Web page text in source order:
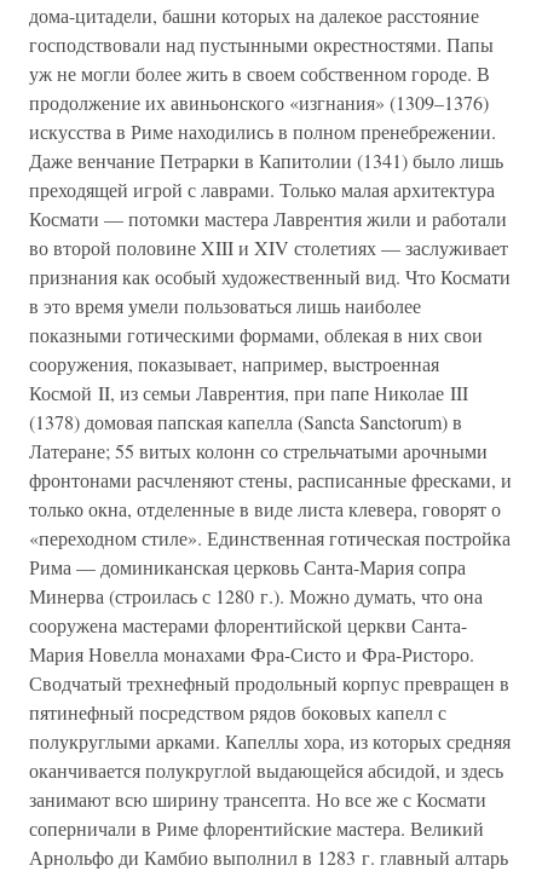
дома-цитадели, башни которых на далекое расстояние
господствовали над пустынными окрестностями. Папы
уж не могли более жить в своем собственном городе. В
продолжение их авиньонского «изгнания» (1309–1376)
искусства в Риме находились в полном пренебрежении.
Даже венчание Петрарки в Капитолии (1341) было лишь
преходящей игрой с лаврами. Только малая архитектура
Космати — потомки мастера Лаврентия жили и работали
во второй половине XIII и XIV столетиях — заслуживает
признания как особый художественный вид. Что Космати
в это время умели пользоваться лишь наиболее
показными готическими формами, облекая в них свои
сооружения, показывает, например, выстроенная
Космой II, из семьи Лаврентия, при папе Николае III
(1378) домовая папская капелла (Sancta Sanctorum) в
Латеране; 55 витых колонн со стрельчатыми арочными
фронтонами расчленяют стены, расписанные фресками, и
только окна, отделенные в виде листа клевера, говорят о
«переходном стиле». Единственная готическая постройка
Рима — доминиканская церковь Санта-Мария сопра
Минерва (строилась с 1280 г.). Можно думать, что она
сооружена мастерами флорентийской церкви Санта-
Мария Новелла монахами Фра-Систо и Фра-Ристоро.
Сводчатый трехнефный продольный корпус превращен в
пятинефный посредством рядов боковых капелл с
полукруглыми арками. Капеллы хора, из которых средняя
оканчивается полукруглой выдающейся абсидой, и здесь
занимают всю ширину трансепта. Но все же с Космати
соперничали в Риме флорентийские мастера. Великий
Арнольфо ди Камбио выполнил в 1283 г. главный алтарь